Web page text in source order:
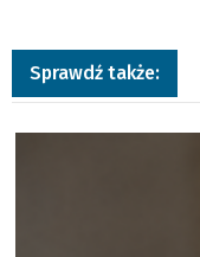
Sprawdź także:
a